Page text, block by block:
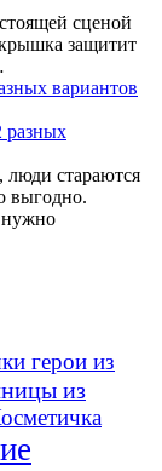
сценой
защитит
вариантов
стараются
выгодно.
нужно
герои из
из